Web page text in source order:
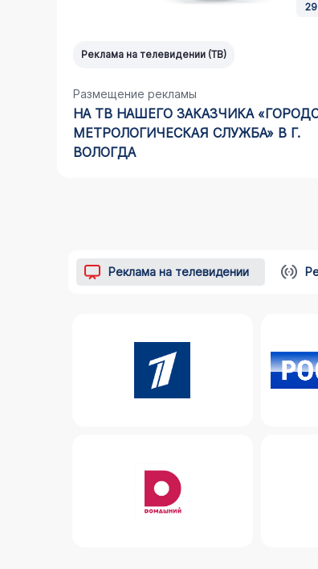
Реклама на сити-форматах
Размещение рекламы
КОМПАНИИ "СУШИ-КУК" НА СИТИ-
ФОРМАТЕ В Г. ДОЛГОПРУДНЫЙ
Реклама на телевидении